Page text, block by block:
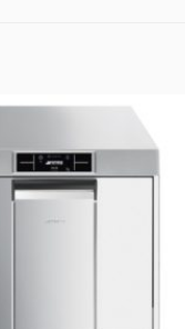
AJOUTER
AU DEVIS